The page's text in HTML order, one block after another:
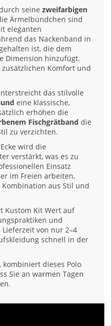
seinezweifarbigen
Ärmelbündchen sind
eleganten
das Nackenband in
ist, die dem
Dimension hinzufügt.
Komfort und
das stilvolle
eine klassische,
erhöhen die
Fischgrätband die
zu verzichten.
wird die
verstärkt, was es zu
Einsatz
im Freien arbeiten,
aus Stil und
Kustom Kit Wert auf
und
von nur 2–4
schnell in der
kombiniert dieses Polo
Sie an warmen Tagen